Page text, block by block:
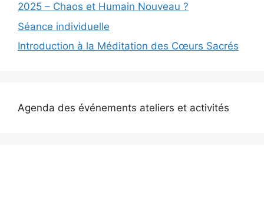
2025 – Chaos et Humain Nouveau ?
Séance individuelle
Introduction à la Méditation des Cœurs Sacrés
Agenda des événements ateliers et activités